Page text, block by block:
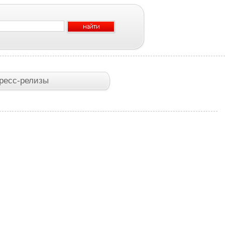
релизы